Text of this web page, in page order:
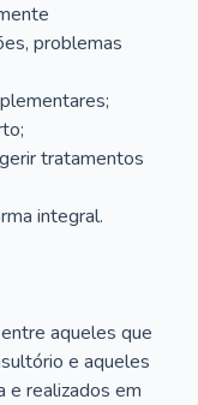
problemas
tratamentos
integral.
aqueles que
e aqueles
e realizados em